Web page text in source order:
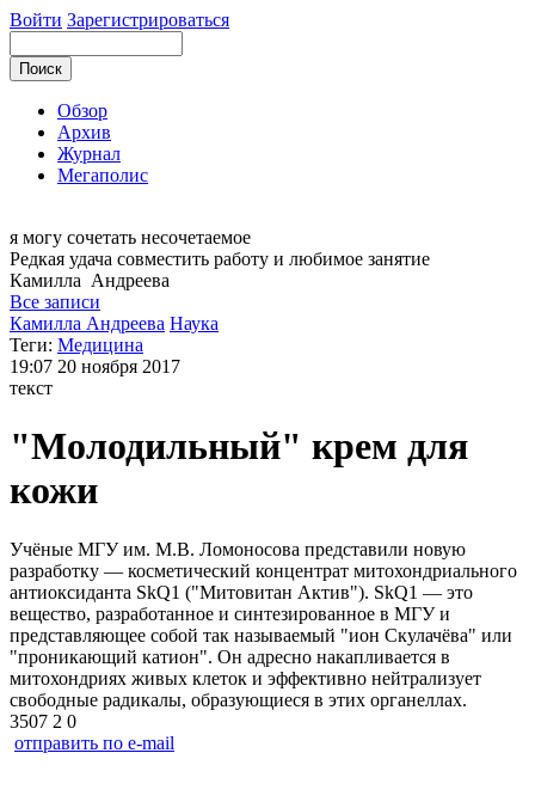
Войти Зарегистрироваться
Обзор
Архив
Журнал
Мегаполис
я могу сочетать несочетаемое
Редкая удача совместить работу и любимое занятие
Камилла Андреева
Все записи
Камилла Андреева Наука
Теги: Медицина
19:07 20 ноября 2017
текст
"Молодильный" крем для
кожи
Учёные МГУ им. М.В. Ломоносова представили новую
разработку — косметический концентрат митохондриального
антиоксиданта SkQ1 ("Митовитан Актив"). SkQ1 — это
вещество, разработанное и синтезированное в МГУ и
представляющее собой так называемый "ион Скулачёва" или
"проникающий катион". Он адресно накапливается в
митохондриях живых клеток и эффективно нейтрализует
свободные радикалы, образующиеся в этих органеллах.
3507 2 0
отправить по e-mail